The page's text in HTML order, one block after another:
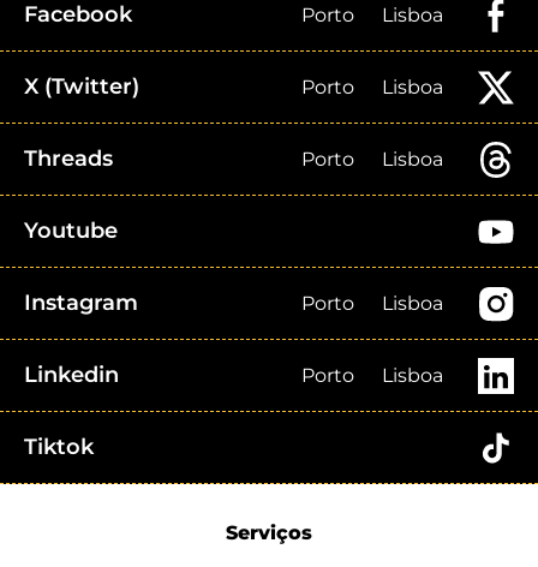
Facebook Porto Lisboa
X (Twitter) Porto Lisboa
Threads Porto Lisboa
Youtube
Instagram Porto Lisboa
Linkedin Porto Lisboa
Tiktok
Serviços